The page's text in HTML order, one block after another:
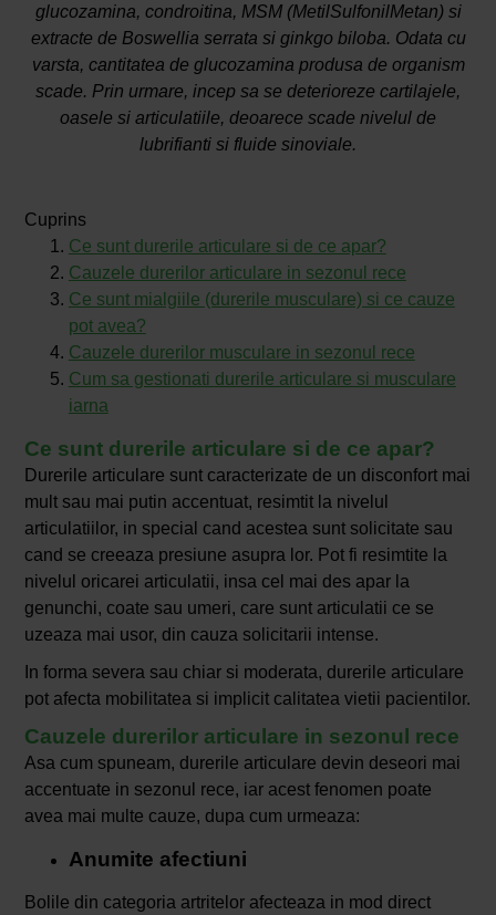
glucozamina, condroitina, MSM (MetilSulfonilMetan) si
extracte de Boswellia serrata si ginkgo biloba. Odata cu
varsta, cantitatea de glucozamina produsa de organism
scade. Prin urmare, incep sa se deterioreze cartilajele,
oasele si articulatiile, deoarece scade nivelul de
lubrifianti si fluide sinoviale.
Cuprins
Ce sunt durerile articulare si de ce apar?
Cauzele durerilor articulare in sezonul rece
Ce sunt mialgiile (durerile musculare) si ce cauze
pot avea?
Cauzele durerilor musculare in sezonul rece
Cum sa gestionati durerile articulare si musculare
iarna
Ce sunt durerile articulare si de ce apar?
Durerile articulare sunt caracterizate de un disconfort mai
mult sau mai putin accentuat, resimtit la nivelul
articulatiilor, in special cand acestea sunt solicitate sau
cand se creeaza presiune asupra lor. Pot fi resimtite la
nivelul oricarei articulatii, insa cel mai des apar la
genunchi, coate sau umeri, care sunt articulatii ce se
uzeaza mai usor, din cauza solicitarii intense.
In forma severa sau chiar si moderata, durerile articulare
pot afecta mobilitatea si implicit calitatea vietii pacientilor.
Cauzele durerilor articulare in sezonul rece
Asa cum spuneam, durerile articulare devin deseori mai
accentuate in sezonul rece, iar acest fenomen poate
avea mai multe cauze, dupa cum urmeaza:
Anumite afectiuni
Bolile din categoria artritelor afecteaza in mod direct